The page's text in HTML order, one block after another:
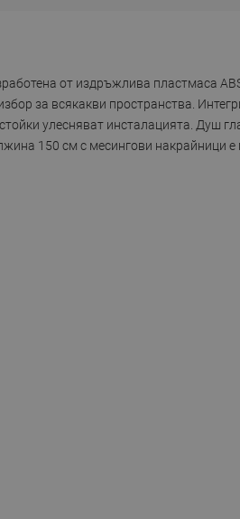
от издръжлива пластмаса
за всякакви пространства.
улесняват инсталацията. Душ
150 см с месингови накрайници е